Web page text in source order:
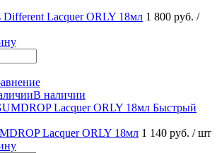
Different Lacquer ORLY 18мл 1 800 руб. /
В наличии
Быстрый
Lacquer ORLY 18мл 1 140 руб. / шт